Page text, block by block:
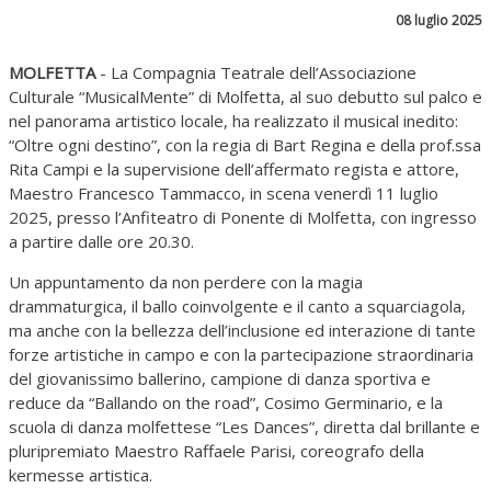
08 luglio 2025
MOLFETTA- La Compagnia Teatrale dell’Associazione
Culturale “MusicalMente” di Molfetta, al suo debutto sul palco e
nel panorama artistico locale, ha realizzato il musical inedito:
“Oltre ogni destino”, con la regia di Bart Regina e della prof.ssa
Rita Campi e la supervisione dell’affermato regista e attore,
Maestro Francesco Tammacco, in scena venerdì 11 luglio
2025, presso l’Anfiteatro di Ponente di Molfetta, con ingresso
a partire dalle ore 20.30.
Un appuntamento da non perdere con la magia
drammaturgica, il ballo coinvolgente e il canto a squarciagola,
ma anche con la bellezza dell’inclusione ed interazione di tante
forze artistiche in campo e con la partecipazione straordinaria
del giovanissimo ballerino, campione di danza sportiva e
reduce da “Ballando on the road”, Cosimo Germinario, e la
scuola di danza molfettese “Les Dances”, diretta dal brillante e
pluripremiato Maestro Raffaele Parisi, coreografo della
kermesse artistica.